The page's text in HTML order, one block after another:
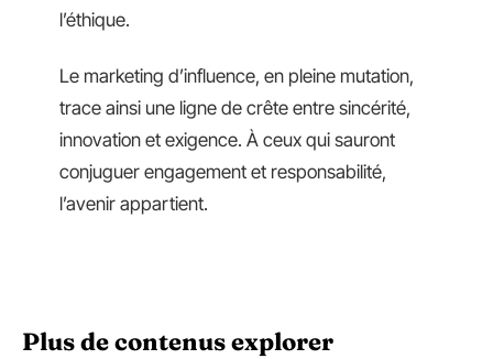
l’éthique.
Le marketing d’influence, en pleine mutation,
trace ainsi une ligne de crête entre sincérité,
innovation et exigence. À ceux qui sauront
conjuguer engagement et responsabilité,
l’avenir appartient.
Plus de contenus explorer